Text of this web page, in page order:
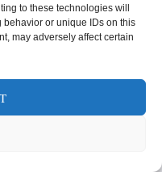
to these technologies will
or unique IDs on this
may adversely affect certain
00:25
gir glede på tallerkenen
etter raske løsninger
å hjelpe deg med å nå